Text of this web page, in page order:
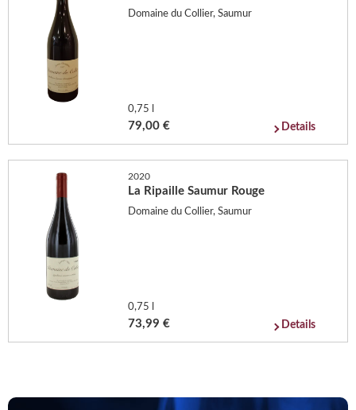
Domaine du Collier, Saumur
0,75 l
79,00 € Details
2020
La Ripaille Saumur Rouge
Domaine du Collier, Saumur
0,75 l
73,99 € Details